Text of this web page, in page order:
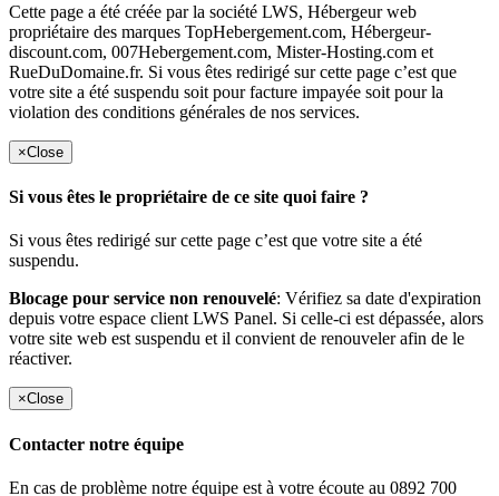
Cette page a été créée par la société LWS, Hébergeur web
propriétaire des marques TopHebergement.com, Hébergeur-
discount.com, 007Hebergement.com, Mister-Hosting.com et
RueDuDomaine.fr. Si vous êtes redirigé sur cette page c’est que
votre site a été suspendu soit pour facture impayée soit pour la
violation des conditions générales de nos services.
×Close
Si vous êtes le propriétaire de ce site quoi faire ?
Si vous êtes redirigé sur cette page c’est que votre site a été
suspendu.
Blocage pour service non renouvelé: Vérifiez sa date d'expiration
depuis votre espace client LWS Panel. Si celle-ci est dépassée, alors
votre site web est suspendu et il convient de renouveler afin de le
réactiver.
×Close
Contacter notre équipe
En cas de problème notre équipe est à votre écoute au 0892 700